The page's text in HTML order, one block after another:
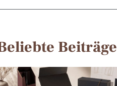
Beiträge